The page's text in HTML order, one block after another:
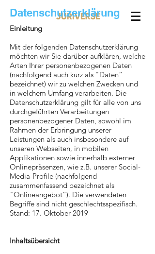
Datenschutzerklärung
Einleitung
Mit der folgenden Datenschutzerklärung
möchten wir Sie darüber aufklären, welche
Arten Ihrer personenbezogenen Daten
(nachfolgend auch kurz als "Daten“
bezeichnet) wir zu welchen Zwecken und
in welchem Umfang verarbeiten. Die
Datenschutzerklärung gilt für alle von uns
durchgeführten Verarbeitungen
personenbezogener Daten, sowohl im
Rahmen der Erbringung unserer
Leistungen als auch insbesondere auf
unseren Webseiten, in mobilen
Applikationen sowie innerhalb externer
Onlinepräsenzen, wie z.B. unserer Social-
Media-Profile (nachfolgend
zusammenfassend bezeichnet als
"Onlineangebot“). Die verwendeten
Begriffe sind nicht geschlechtsspezifisch.
Stand: 17. Oktober 2019
Inhaltsübersicht